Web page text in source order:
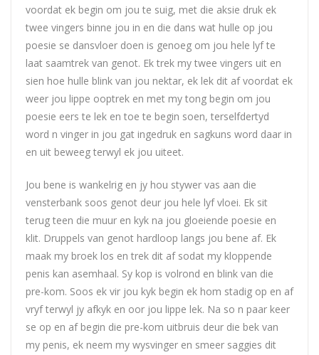
voordat ek begin om jou te suig, met die aksie druk ek
twee vingers binne jou in en die dans wat hulle op jou
poesie se dansvloer doen is genoeg om jou hele lyf te
laat saamtrek van genot. Ek trek my twee vingers uit en
sien hoe hulle blink van jou nektar, ek lek dit af voordat ek
weer jou lippe ooptrek en met my tong begin om jou
poesie eers te lek en toe te begin soen, terselfdertyd
word n vinger in jou gat ingedruk en sagkuns word daar in
en uit beweeg terwyl ek jou uiteet.
Jou bene is wankelrig en jy hou stywer vas aan die
vensterbank soos genot deur jou hele lyf vloei. Ek sit
terug teen die muur en kyk na jou gloeiende poesie en
klit. Druppels van genot hardloop langs jou bene af. Ek
maak my broek los en trek dit af sodat my kloppende
penis kan asemhaal. Sy kop is volrond en blink van die
pre-kom. Soos ek vir jou kyk begin ek hom stadig op en af
vryf terwyl jy afkyk en oor jou lippe lek. Na so n paar keer
se op en af begin die pre-kom uitbruis deur die bek van
my penis, ek neem my wysvinger en smeer saggies dit